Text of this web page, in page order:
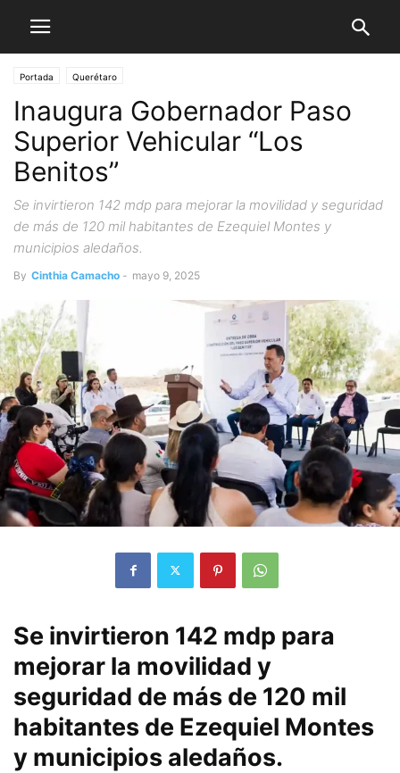
Portada Querétaro
Inaugura Gobernador Paso
Superior Vehicular “Los
Benitos”
Se invirtieron 142 mdp para mejorar la movilidad y seguridad
de más de 120 mil habitantes de Ezequiel Montes y
municipios aledaños.
By Cinthia Camacho - mayo 9, 2025
Se invirtieron 142 mdp para
mejorar la movilidad y
seguridad de más de 120 mil
habitantes de Ezequiel Montes
y municipios aledaños.